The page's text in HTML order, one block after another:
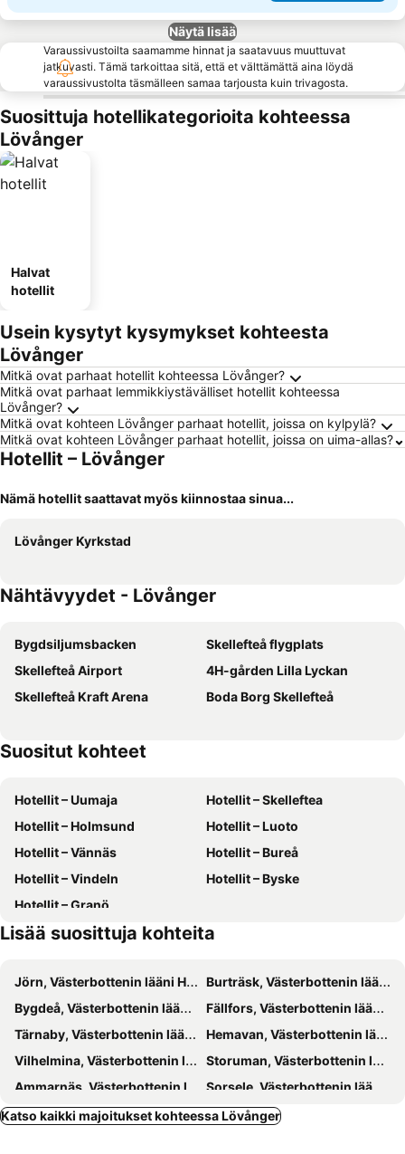
Näytä lisää
Varaussivustoilta saamamme hinnat ja saatavuus muuttuvat
jatkuvasti. Tämä tarkoittaa sitä, että et välttämättä aina löydä
varaussivustolta täsmälleen samaa tarjousta kuin trivagosta.
Suosittuja hotellikategorioita kohteessa
Lövånger
Halvat
hotellit
Usein kysytyt kysymykset kohteesta
Lövånger
Mitkä ovat parhaat hotellit kohteessa Lövånger?
Mitkä ovat parhaat lemmikkiystävälliset hotellit kohteessa
Lövånger?
Mitkä ovat kohteen Lövånger parhaat hotellit, joissa on kylpylä?
Mitkä ovat kohteen Lövånger parhaat hotellit, joissa on uima-allas?
Hotellit – Lövånger
Nämä hotellit saattavat myös kiinnostaa sinua...
Lövånger Kyrkstad
Nähtävyydet - Lövånger
Bygdsiljumsbacken
Skellefteå flygplats
Skellefteå Airport
4H-gården Lilla Lyckan
Skellefteå Kraft Arena
Boda Borg Skellefteå
Suositut kohteet
Hotellit – Uumaja
Hotellit – Skelleftea
Hotellit – Holmsund
Hotellit – Luoto
Hotellit – Vännäs
Hotellit – Bureå
Hotellit – Vindeln
Hotellit – Byske
Hotellit – Granö
Lisää suosittuja kohteita
Jörn, Västerbottenin lääni Hotellit
Burträsk, Västerbottenin lääni Hotellit
Bygdeå, Västerbottenin lääni Hotellit
Fällfors, Västerbottenin lääni Hotellit
Tärnaby, Västerbottenin lääni Hotellit
Hemavan, Västerbottenin lääni Hotellit
Vilhelmina, Västerbottenin lääni Hotellit
Storuman, Västerbottenin lääni Hotellit
Ammarnäs, Västerbottenin lääni Hotellit
Sorsele, Västerbottenin lääni Hotellit
Klimpfjäll, Västerbottenin lääni Hotellit
Blattnicksele, Västerbottenin lääni Hotellit
Katso kaikki majoitukset kohteessa Lövånger